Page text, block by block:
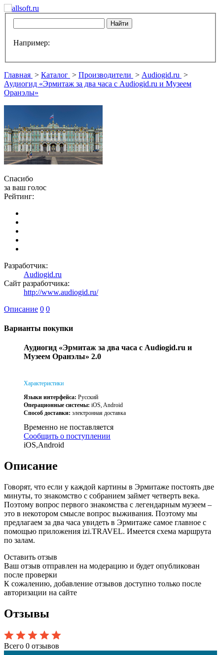
Например:
Главная > Каталог > Производители > Audiogid.ru >
Аудиогид «Эрмитаж за два часа с Audiogid.ru и Музеем
Оранэлы»
Спасибо
за ваш голос
Рейтинг:
Разработчик:
Audiogid.ru
Сайт разработчика:
http://www.audiogid.ru/
Описание 0 0
Варианты покупки
Аудиогид «Эрмитаж за два часа с Audiogid.ru и
Музеем Оранэлы» 2.0
Характеристики
Языки интерфейса: Русский
Операционные системы: iOS, Android
Способ доставки: электронная доставка
Временно не поставляется
Сообщить о поступлении
iOS,Android
Описание
Говорят, что если у каждой картины в Эрмитаже постоять две
минуты, то знакомство с собранием займет четверть века.
Поэтому вопрос первого знакомства с легендарным музеем –
это в некотором смысле вопрос выживания. Поэтому мы
предлагаем за два часа увидеть в Эрмитаже самое главное с
помощью приложения izi.TRAVEL. Имеется схема маршрута
по залам.
Оставить отзыв
Ваш отзыв отправлен на модерацию и будет опубликован
после проверки
К сожалению, добавление отзывов доступно только после
авторизации на сайте
Отзывы
Всего 0 отзывов